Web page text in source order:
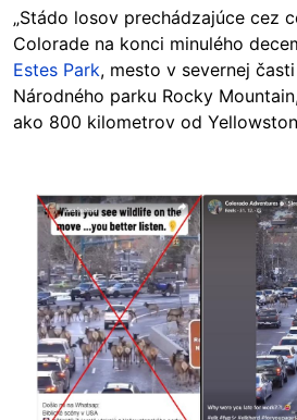
„Stádo losov prechádzajúce cez
Colorade na konci minulého
Estes Park, mesto v severnej
Národného parku Rocky
ako 800 kilometrov od
Image